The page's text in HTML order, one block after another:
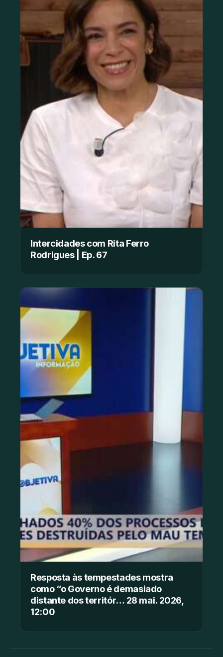
Intercidades com Rita Ferro
Rodrigues | Ep. 67
Resposta às tempestades mostra
como “o Governo é demasiado
distante dos territór… 28 mai. 2026,
12:00